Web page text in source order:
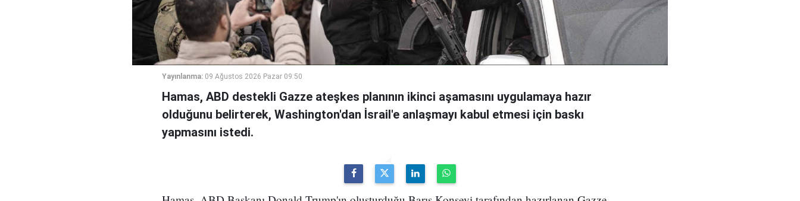
Yayınlanma: 09 Ağustos 2026 Pazar 09:50
Hamas, ABD destekli Gazze ateşkes planının ikinci aşamasını uygulamaya hazır
olduğunu belirterek, Washington'dan İsrail'e anlaşmayı kabul etmesi için baskı
yapmasını istedi.